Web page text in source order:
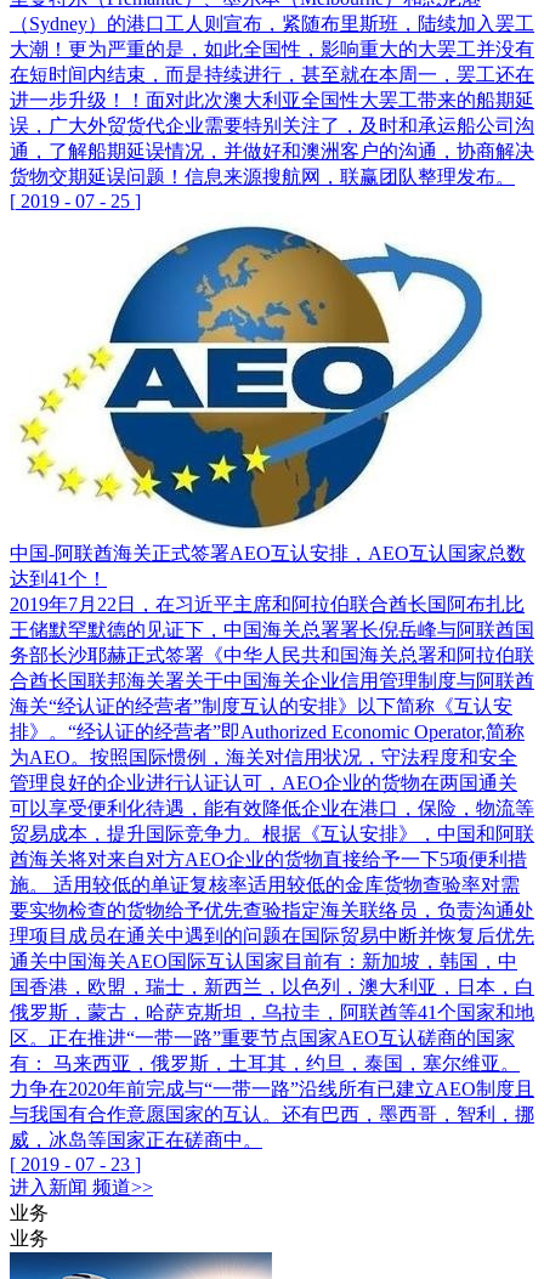
（Sydney）的港口工人则宣布，紧随布里斯班，陆续加入罢工
大潮！更为严重的是，如此全国性，影响重大的大罢工并没有
在短时间内结束，而是持续进行，甚至就在本周一，罢工还在
进一步升级！！面对此次澳大利亚全国性大罢工带来的船期延
误，广大外贸货代企业需要特别关注了，及时和承运船公司沟
通，了解船期延误情况，并做好和澳洲客户的沟通，协商解决
货物交期延误问题！信息来源搜航网，联赢团队整理发布。
[ 2019 - 07 - 25 ]
中国-阿联酋海关正式签署AEO互认安排，AEO互认国家总数
达到41个！
2019年7月22日，在习近平主席和阿拉伯联合酋长国阿布扎比
王储默罕默德的见证下，中国海关总署署长倪岳峰与阿联酋国
务部长沙耶赫正式签署《中华人民共和国海关总署和阿拉伯联
合酋长国联邦海关署关于中国海关企业信用管理制度与阿联酋
海关“经认证的经营者”制度互认的安排》以下简称《互认安
排》。“经认证的经营者”即Authorized Economic Operator,简称
为AEO。按照国际惯例，海关对信用状况，守法程度和安全
管理良好的企业进行认证认可，AEO企业的货物在两国通关
可以享受便利化待遇，能有效降低企业在港口，保险，物流等
贸易成本，提升国际竞争力。根据《互认安排》，中国和阿联
酋海关将对来自对方AEO企业的货物直接给予一下5项便利措
施。 适用较低的单证复核率适用较低的金库货物查验率对需
要实物检查的货物给予优先查验指定海关联络员，负责沟通处
理项目成员在通关中遇到的问题在国际贸易中断并恢复后优先
通关中国海关AEO国际互认国家目前有：新加坡，韩国，中
国香港，欧盟，瑞士，新西兰，以色列，澳大利亚，日本，白
俄罗斯，蒙古，哈萨克斯坦，乌拉圭，阿联酋等41个国家和地
区。正在推进“一带一路”重要节点国家AEO互认磋商的国家
有： 马来西亚，俄罗斯，土耳其，约旦，泰国，塞尔维亚。
力争在2020年前完成与“一带一路”沿线所有已建立AEO制度且
与我国有合作意愿国家的互认。还有巴西，墨西哥，智利，挪
威，冰岛等国家正在磋商中。
[ 2019 - 07 - 23 ]
进入 新闻 频道>>
业务
业务